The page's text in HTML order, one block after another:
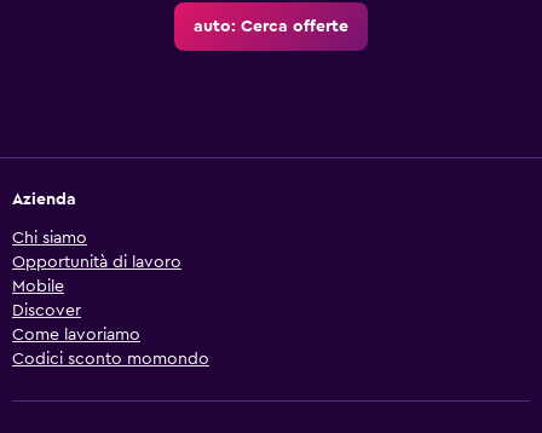
auto: Cerca offerte
Azienda
Chi siamo
Opportunità di lavoro
Mobile
Discover
Come lavoriamo
Codici sconto momondo